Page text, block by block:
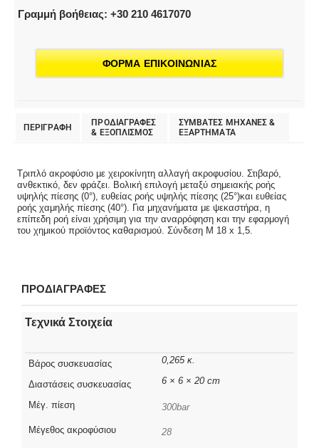
Γραμμή βοήθειας: +30 210 4617070
ΦΟΡΜΑ ΕΠΙΚΟΙΝΩΝΙΑΣ
ΠΕΡΙΓΡΑΦΗ
ΠΡΟΔΙΑΓΡΑΦΕΣ
& EΞΟΠΛΙΣΜΟΣ
ΣΥΜΒΑΤΕΣ ΜΗΧΑΝΕΣ &
ΕΞΑΡΤΗΜΑΤΑ
Τριπλό ακροφύσιο με χειροκίνητη αλλαγή ακροφυσίου. Στιβαρό,
ανθεκτικό, δεν φράζει. Βολική επιλογή μεταξύ σημειακής ροής
υψηλής πίεσης (0°), ευθείας ροής υψηλής πίεσης (25°)και ευθείας
ροής χαμηλής πίεσης (40°). Για μηχανήματα με ψεκαστήρα, η
επίπεδη ροή είναι χρήσιμη για την αναρρόφηση και την εφαρμογή
του χημικού προϊόντος καθαρισμού. Σύνδεση M 18 x 1,5.
ΠΡΟΔΙΑΓΡΑΦΕΣ
Τεχνικά Στοιχεία
Βάρος συσκευασίας 0,265 κ.
Διαστάσεις συσκευασίας 6 × 6 × 20 cm
Μέγ. πίεση 300bar
Μέγεθος ακροφύσιου 28